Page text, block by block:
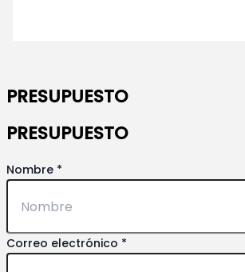
PRESUPUESTO
PRESUPUESTO
Aceptación
Explica
Nombre *
Correo electrónico *